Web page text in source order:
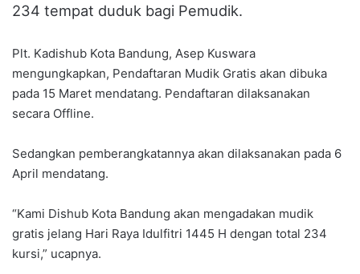
234 tempat duduk bagi Pemudik.
Plt. Kadishub Kota Bandung, Asep Kuswara
mengungkapkan, Pendaftaran Mudik Gratis akan dibuka
pada 15 Maret mendatang. Pendaftaran dilaksanakan
secara Offline.
Sedangkan pemberangkatannya akan dilaksanakan pada 6
April mendatang.
“Kami Dishub Kota Bandung akan mengadakan mudik
gratis jelang Hari Raya Idulfitri 1445 H dengan total 234
kursi,” ucapnya.